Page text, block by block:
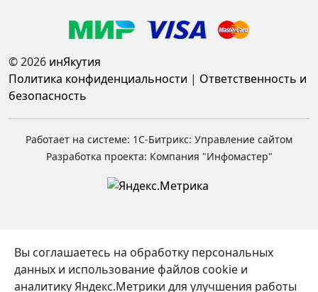
© 2026 инЯкутия
Политика конфиденциальности | Ответственность и
безопасность
Работает на системе: 1С-Битрикс: Управление сайтом
Разработка проекта: Компания "Инфомастер"
Вы соглашаетесь на обработку персональных
данных и использование файлов cookie и
аналитику Яндекс.Метрики для улучшения работы